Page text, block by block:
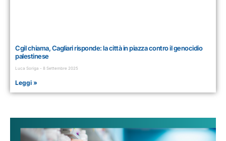
Cgil chiama, Cagliari risponde: la città in piazza contro il genocidio
palestinese
Luca Soriga 8 Settembre 2025
Leggi »